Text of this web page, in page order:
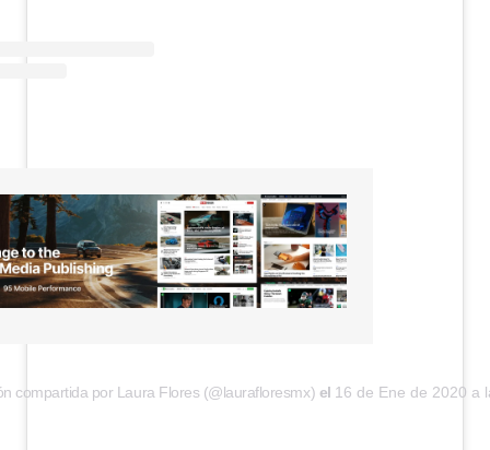
compartida por Laura Flores (@laurafloresmx) el 16 de Ene de 2020 a